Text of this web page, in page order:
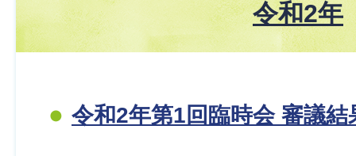
令和2年
令和2年第1回臨時会 審議結